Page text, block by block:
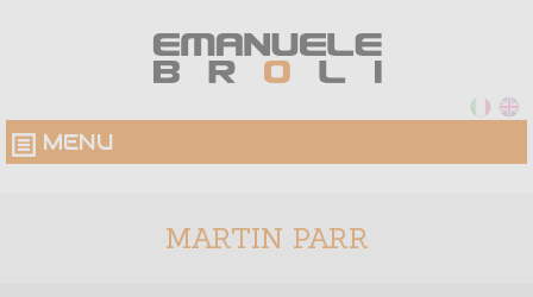
MENU
MARTIN PARR